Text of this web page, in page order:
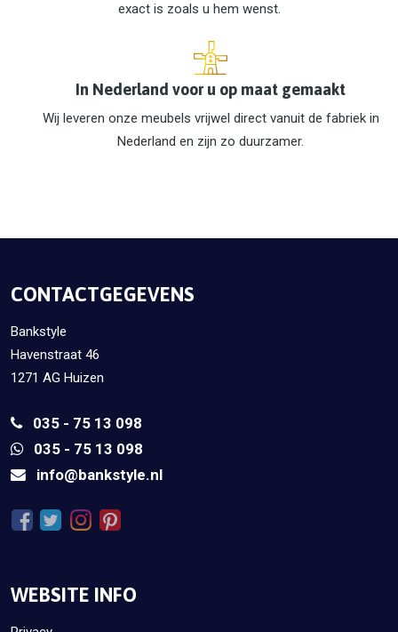
exact is zoals u hem wenst.
In Nederland voor u op maat gemaakt
Wij leveren onze meubels vrijwel direct vanuit de fabriek in
Nederland en zijn zo duurzamer.
CONTACTGEGEVENS
Bankstyle
Havenstraat 46
1271 AG Huizen
035 - 75 13 098
035 - 75 13 098
info@bankstyle.nl
WEBSITE INFO